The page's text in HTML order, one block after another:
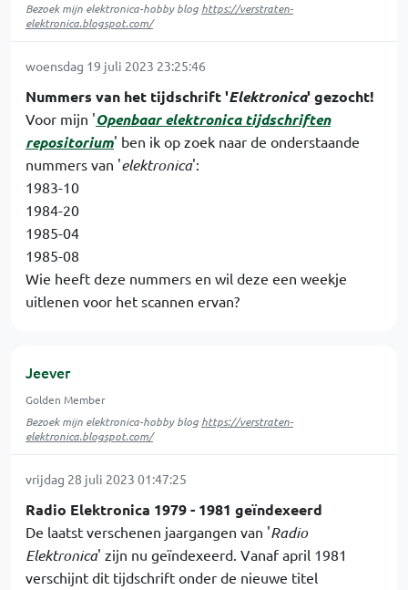
Bezoek mijn elektronica-hobby blog https://verstraten-
elektronica.blogspot.com/
woensdag 19 juli 2023 23:25:46
Nummers van het tijdschrift 'Elektronica' gezocht!
Voor mijn 'Openbaar elektronica tijdschriften
repositorium' ben ik op zoek naar de onderstaande
nummers van 'elektronica':
1983-10
1984-20
1985-04
1985-08
Wie heeft deze nummers en wil deze een weekje
uitlenen voor het scannen ervan?
Jeever
Golden Member
Bezoek mijn elektronica-hobby blog https://verstraten-
elektronica.blogspot.com/
vrijdag 28 juli 2023 01:47:25
Radio Elektronica 1979 - 1981 geïndexeerd
De laatst verschenen jaargangen van 'Radio
Elektronica' zijn nu geïndexeerd. Vanaf april 1981
verschijnt dit tijdschrift onder de nieuwe titel